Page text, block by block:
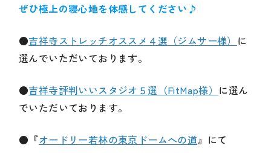
ぜひ極上の寝心地を体感してください♪
●吉祥寺ストレッチオススメ４選（ジムサー様） に
選んでいただいております。
●吉祥寺評判いいスタジオ５選（FitMap様） に選ん
でいただいております。
● 『オードリー若林の東京ドームへの道』 にて